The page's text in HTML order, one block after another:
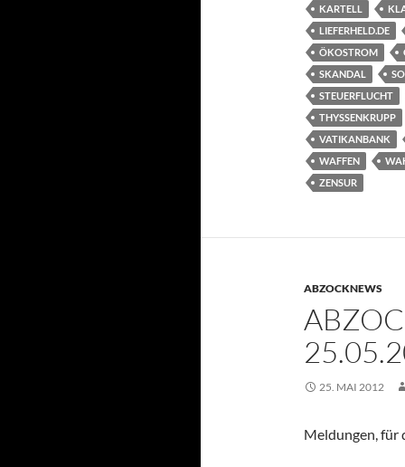
KARTELL
LIEFERHELD.DE
ÖKOSTROM
SKANDAL
STEUERFLUCHT
THYSSENKRUPP
VATIKANBANK
WAFFEN
ZENSUR
ABZOCKNEWS
25. MAI 2012
Meldungen, für